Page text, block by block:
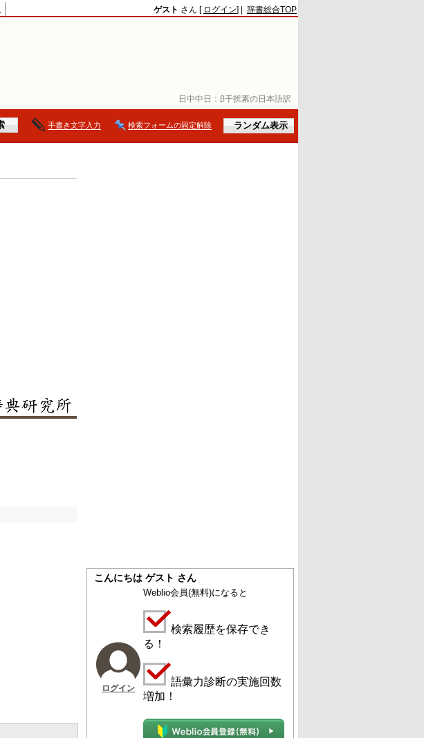
日中中日： β干扰素の日本語訳
ゲスト さん [ ログイン] | 辞書総合TOP
手書き文字入力 検索フォームの固定解除
こんにちは ゲスト さん
ログイン
Weblio会員(無料)になると
検索履歴を保存でき
る！
語彙力診断の実施回数
増加！